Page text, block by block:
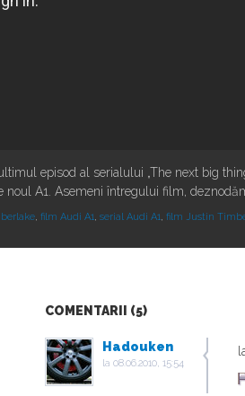
episod al serialului „The next big
noul A1. Asemeni întregului film,
, film Audi A1, serial Audi A1, film Justin
COMENTARII (5)
Hadouken
la 08.06.2010, 15:54